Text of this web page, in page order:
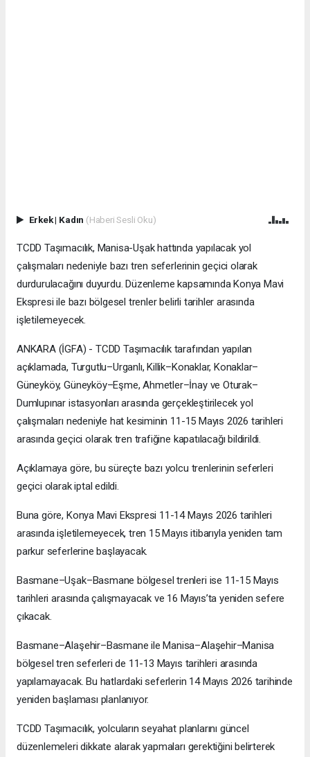
Erkek| Kadın (Haberi Sesli Oku)
TCDD Taşımacılık, Manisa-Uşak hattında yapılacak yol
çalışmaları nedeniyle bazı tren seferlerinin geçici olarak
durdurulacağını duyurdu. Düzenleme kapsamında Konya Mavi
Ekspresi ile bazı bölgesel trenler belirli tarihler arasında
işletilemeyecek.
ANKARA (İGFA) - TCDD Taşımacılık tarafından yapılan
açıklamada, Turgutlu–Urganlı, Killik–Konaklar, Konaklar–
Güneyköy, Güneyköy–Eşme, Ahmetler–İnay ve Oturak–
Dumlupınar istasyonları arasında gerçekleştirilecek yol
çalışmaları nedeniyle hat kesiminin 11-15 Mayıs 2026 tarihleri
arasında geçici olarak tren trafiğine kapatılacağı bildirildi.
Açıklamaya göre, bu süreçte bazı yolcu trenlerinin seferleri
geçici olarak iptal edildi.
Buna göre, Konya Mavi Ekspresi 11-14 Mayıs 2026 tarihleri
arasında işletilemeyecek, tren 15 Mayıs itibarıyla yeniden tam
parkur seferlerine başlayacak.
Basmane–Uşak–Basmane bölgesel trenleri ise 11-15 Mayıs
tarihleri arasında çalışmayacak ve 16 Mayıs’ta yeniden sefere
çıkacak.
Basmane–Alaşehir–Basmane ile Manisa–Alaşehir–Manisa
bölgesel tren seferleri de 11-13 Mayıs tarihleri arasında
yapılamayacak. Bu hatlardaki seferlerin 14 Mayıs 2026 tarihinde
yeniden başlaması planlanıyor.
TCDD Taşımacılık, yolcuların seyahat planlarını güncel
düzenlemeleri dikkate alarak yapmaları gerektiğini belirterek